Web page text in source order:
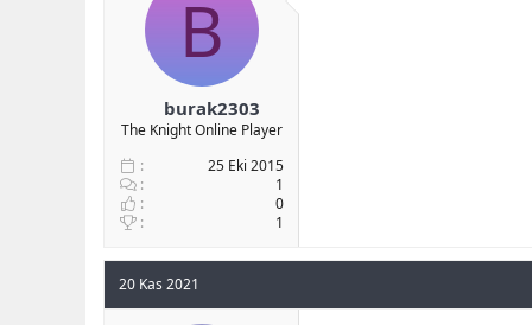
B
burak2303
The Knight Online Player
25 Eki 2015
1
0
1
20 Kas 2021